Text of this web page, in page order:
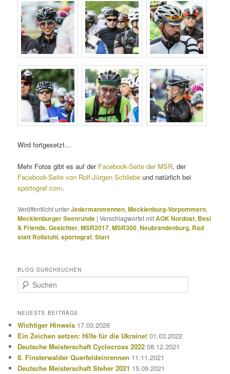
Wird fortgesetzt…
Mehr Fotos gibt es auf der Facebook-Seite der MSR, der
Facebook-Seite von Rolf-Jürgen Schliebe und natürlich bei
sportograf.com.
Veröffentlicht unterJedermannrennen,Mecklenburg-Vorpommern,
Mecklenburger Seenrunde |Verschlagwortet mitAOK Nordost, Besi
& Friends,Gesichter,MSR2017,MSR300,Neubrandenburg, Rad
statt Rollstuhl,sportograf,Start
BLOG DURCHSUCHEN
u
h
n
NEUESTE BEITRÄGE
Wichtiger Hinweis 17.03.2026
Ein Zeichen setzen: Hilfe für die Ukraine! 01.03.2022
Deutsche Meisterschaft Cyclocross 2022 08.12.2021
8. Finsterwalder Querfeldeinrennen 11.11.2021
Deutsche Meisterschaft Steher 2021 15.09.2021